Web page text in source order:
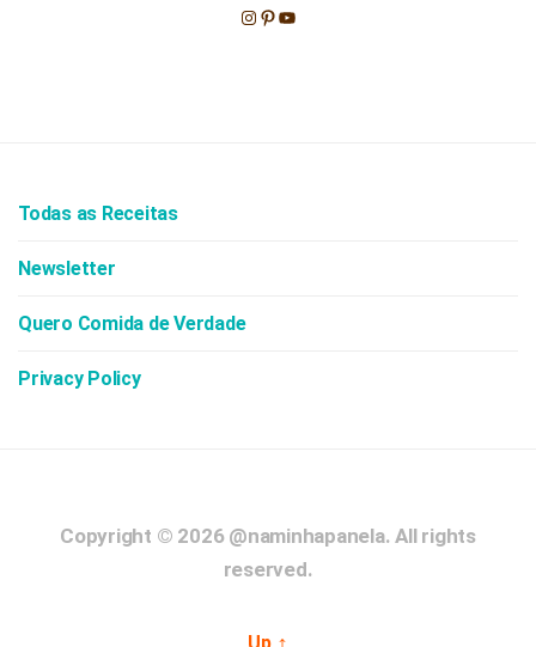
Instagram
Pinterest
Youtube
Todas as Receitas
Newsletter
Quero Comida de Verdade
Privacy Policy
Copyright © 2026 @naminhapanela.All rights
reserved.